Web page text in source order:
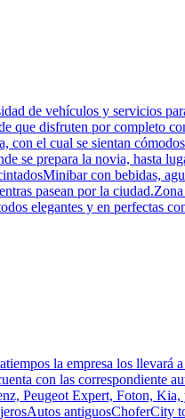
de vehículos y servicios
que disfruten por completo
con el cual se sientan
se prepara la novia, hasta
con bebidas,
pasean por la
elegantes y en perfectas
la empresa los
con las
Peugeot Expert, Foton,